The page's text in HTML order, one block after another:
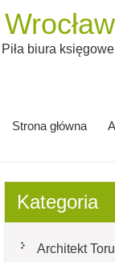
biura
Strona główna
Kategoria
Architekt